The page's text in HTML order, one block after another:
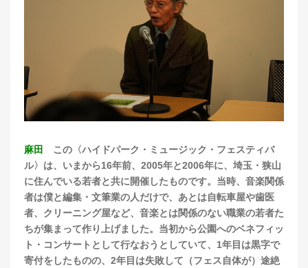
麻田
この〈ハイドパーク・ミュージック・フェスティバ
ル〉は、いまから16年前、2005年と2006年に、埼玉・狭山
に住んでいる若者と共に開催したものです。当時、音楽関係
者は僕と編集・文筆業の人だけで、あとは自転車屋や歯医
者、クリーニング屋など、音楽とは関係のない職業の若者た
ちが集まって作り上げました。当初から公園へのベネフィッ
ト・コンサートとして行なおうとしていて、1年目は黒字で
寄付をしたものの、2年目は失敗して（フェス自体が）途絶